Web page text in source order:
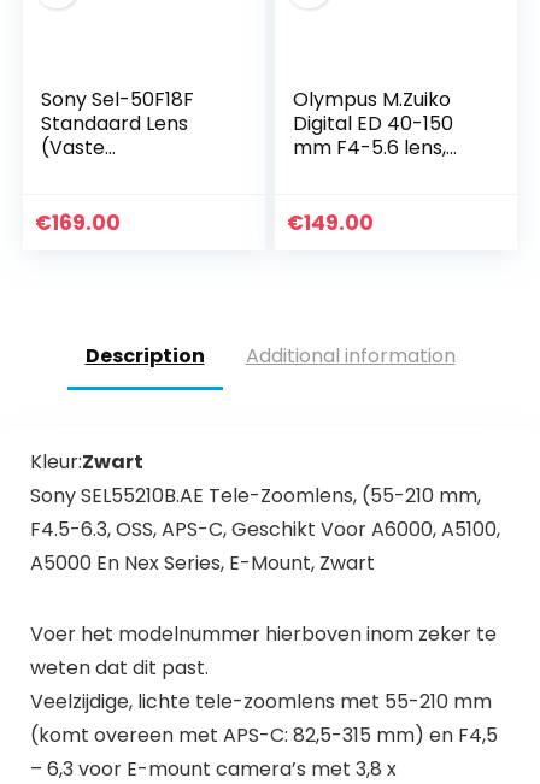
Sony Sel-50F18F
Standaard Lens
(Vaste
Volledig Formaat,
€169.00
Olympus M.Zuiko
Digital ED 40-150
mm F4-5.6 lens,
camera’s
€149.00
Description Additional information
Kleur:Zwart
Sony SEL55210B.AE Tele-Zoomlens, (55-210 mm,
F4.5-6.3, OSS, APS-C, Geschikt Voor A6000, A5100,
A5000 En Nex Series, E-Mount, Zwart
Voer het modelnummer hierboven inom zeker te
weten dat dit past.
Veelzijdige, lichte tele-zoomlens met 55-210 mm
(komt overeen met APS-C: 82,5-315 mm) en F4,5
– 6,3 voor E-mount camera’s met 3,8 x